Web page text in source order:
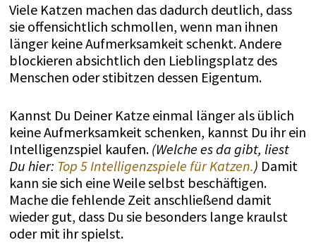
Viele Katzen machen das dadurch deutlich, dass
sie offensichtlich schmollen, wenn man ihnen
länger keine Aufmerksamkeit schenkt. Andere
blockieren absichtlich den Lieblingsplatz des
Menschen oder stibitzen dessen Eigentum.
Kannst Du Deiner Katze einmal länger als üblich
keine Aufmerksamkeit schenken, kannst Du ihr ein
Intelligenzspiel kaufen. (Welche es da gibt, liest
Du hier: Top 5 Intelligenzspiele für Katzen.) Damit
kann sie sich eine Weile selbst beschäftigen.
Mache die fehlende Zeit anschließend damit
wieder gut, dass Du sie besonders lange kraulst
oder mit ihr spielst.